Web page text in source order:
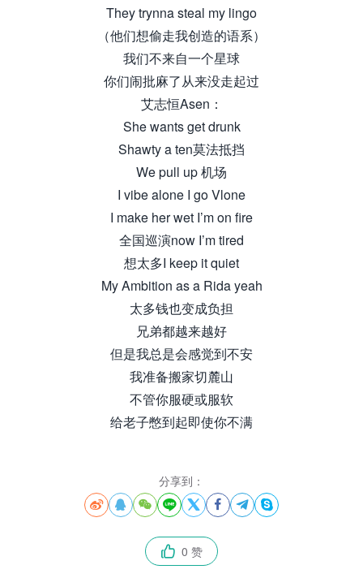
They trynna steal my lingo
（他们想偷走我创造的语系）
我们不来自一个星球
你们闹批麻了从来没走起过
艾志恒Asen：
She wants get drunk
Shawty a ten莫法抵挡
We pull up 机场
I vibe alone I go Vlone
I make her wet I’m on fire
全国巡演now I’m tired
想太多I keep it quiet
My Ambition as a Rida yeah
太多钱也变成负担
兄弟都越来越好
但是我总是会感觉到不安
我准备搬家切麓山
不管你服硬或服软
给老子憋到起即使你不满
分享到：
       
 0 赞